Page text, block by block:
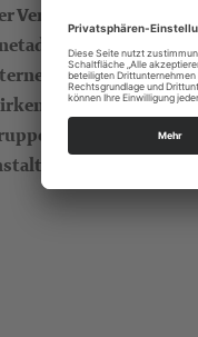
Veranstaltung
(eigene Infos